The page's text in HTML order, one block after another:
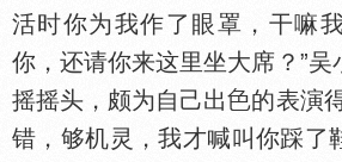
活时你为我作了眼罩，干嘛
你，还请你来这里坐大席？”
摇摇头，颇为自己出
的表演
错，够机灵，我才喊叫你踩了